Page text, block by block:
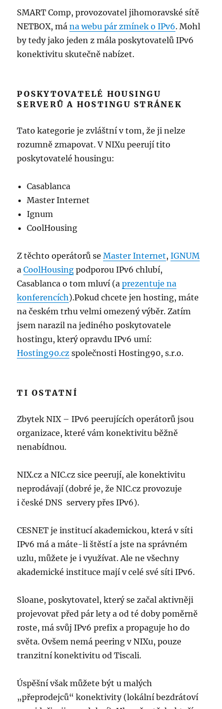
SMART Comp, provozovatel jihomoravské sítě
NETBOX, mána webu pár zmínek o IPv6. Mohl
by tedy jako jeden z mála poskytovatelů IPv6
konektivitu skutečně nabízet.
POSKYTOVATELÉ HOUSINGU
SERVERŮ A HOSTINGU STRÁNEK
Tato kategorie je zvláštní v tom, že ji nelze
rozumně zmapovat. V NIXu peerují tito
poskytovatelé housingu:
Casablanca
Master Internet
Ignum
CoolHousing
Z těchto operátorů seMaster Internet,IGNUM
aCoolHousing podporou IPv6 chlubí,
Casablanca o tom mluví (aprezentuje na
konferencích)­.Pokud chcete jen hosting, máte
na českém trhu velmi omezený výběr. Zatím
jsem narazil na jediného poskytovatele
hostingu, který opravdu IPv6 umí:
Hosting90.cz společnosti Hosting90, s.r.o.
TI OSTATNÍ
Zbytek NIX – IPv6 peerujících operátorů jsou
organizace, které vám konektivitu běžně
nenabídnou.
NIX.cz a NIC.cz sice peerují, ale konektivitu
neprodávají (dobré je, že NIC.cz provozuje
i české DNS servery přes IPv6).
CESNET je institucí akademickou, která v síti
IPv6 má a máte-li štěstí a jste na správném
uzlu, můžete je i využívat. Ale ne všechny
akademické instituce mají v celé své síti IPv6.
Sloane, poskytovatel, který se začal aktivněji
projevovat před pár lety a od té doby poměrně
roste, má svůj IPv6 prefix a propaguje ho do
světa. Ovšem nemá peering v NIXu, pouze
tranzitní konektivitu od Tiscali.
Úspěšní však můžete být u malých
„přeprodejců“ konektivity (lokální bezdrátoví